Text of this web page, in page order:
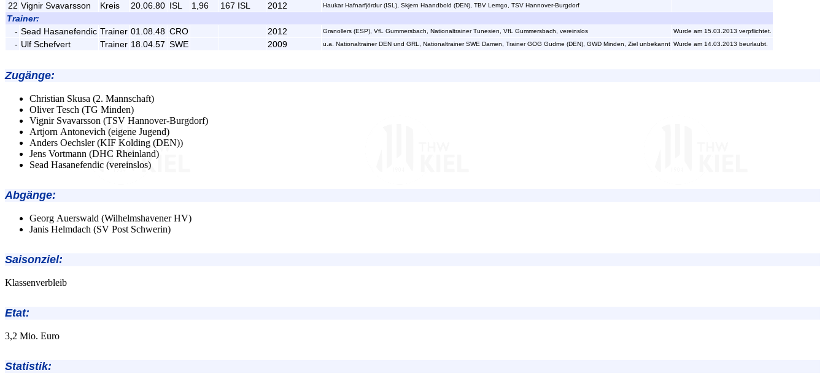
22 Vignir Svavarsson Kreis 20.06.80 ISL 1,96 167 ISL 2012 Haukar Hafnarfjördur (ISL), Skjern Haandbold (DEN), TBV Lemgo, TSV Hannover-Burgdorf
Trainer:
- Sead Hasanefendic Trainer 01.08.48 CRO 2012 Granollers (ESP), VfL Gummersbach, Nationaltrainer Tunesien, VfL Gummersbach, vereinslos Wurde am 15.03.2013 verpflichtet.
- Ulf Schefvert Trainer 18.04.57 SWE 2009 u.a. Nationaltrainer DEN und GRL, Nationaltrainer SWE Damen, Trainer GOG Gudme (DEN), GWD Minden, Ziel unbekannt Wurde am 14.03.2013 beurlaubt.
Zugänge:
Christian Skusa (2. Mannschaft)
Oliver Tesch (TG Minden)
Vignir Svavarsson (TSV Hannover-Burgdorf)
Artjorn Antonevich (eigene Jugend)
Anders Oechsler (KIF Kolding (DEN))
Jens Vortmann (DHC Rheinland)
Sead Hasanefendic (vereinslos)
Abgänge:
Georg Auerswald (Wilhelmshavener HV)
Janis Helmdach (SV Post Schwerin)
Saisonziel:
Klassenverbleib
Etat:
3,2 Mio. Euro
Statistik: